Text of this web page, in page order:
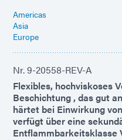
Americas
Asia
Europe
Nr. 9-20558-REV-A
Flexibles, hochviskoses
Beschichtung , das gut
härtet bei Einwirkung
verfügt über eine
Entflammbarkeitsklasse